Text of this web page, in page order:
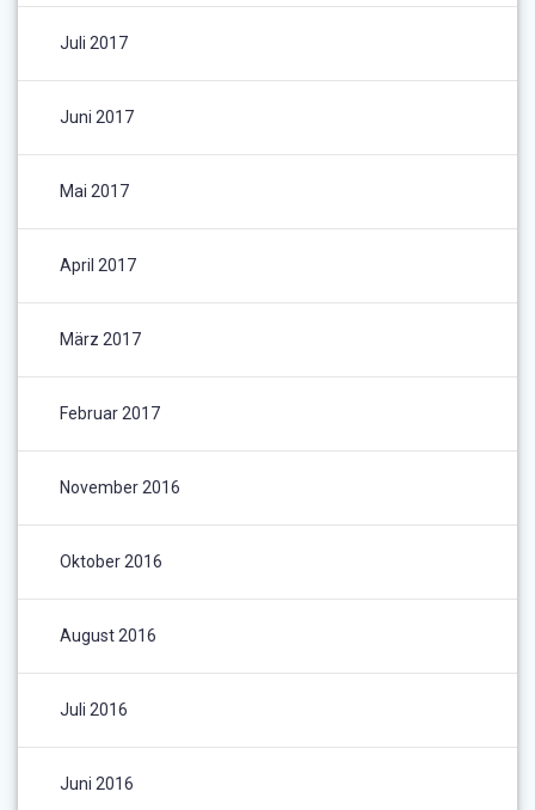
Juli 2017
Juni 2017
Mai 2017
April 2017
März 2017
Februar 2017
November 2016
Oktober 2016
August 2016
Juli 2016
Juni 2016